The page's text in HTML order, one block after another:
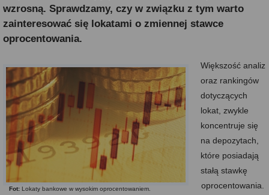
wzrosną. Sprawdzamy, czy w związku z tym warto
zainteresować się lokatami o zmiennej stawce
oprocentowania.
Fot: Lokaty bankowe w wysokim oprocentowaniem.
Większość analiz
oraz rankingów
dotyczących
lokat, zwykle
koncentruje się
na depozytach,
które posiadają
stałą stawkę
oprocentowania.